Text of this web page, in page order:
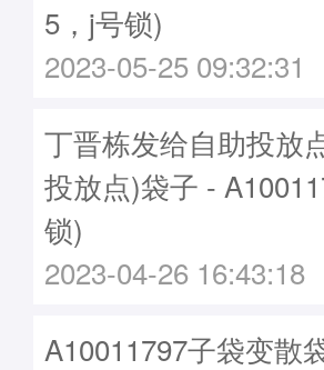
5，j号锁)
2023-05-25 09:32:31
丁晋栋发给自助投放
投放点)袋子 -
锁)
2023-04-26 16:43:18
A10011797子袋变散